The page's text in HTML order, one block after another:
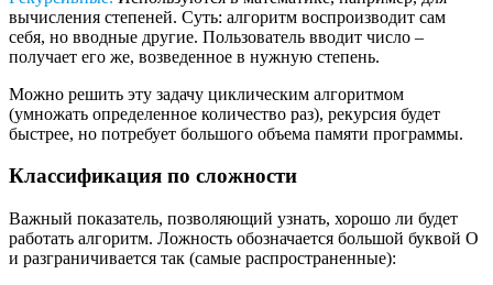
вычисления степеней. Суть: алгоритм воспроизводит сам
себя, но вводные другие. Пользователь вводит число ‒
получает его же, возведенное в нужную степень.
Можно решить эту задачу циклическим алгоритмом
(умножать определенное количество раз), рекурсия будет
быстрее, но потребует большого объема памяти программы.
Классификация по сложности
Важный показатель, позволяющий узнать, хорошо ли будет
работать алгоритм. Ложность обозначается большой буквой О
и разграничивается так (самые распространенные):